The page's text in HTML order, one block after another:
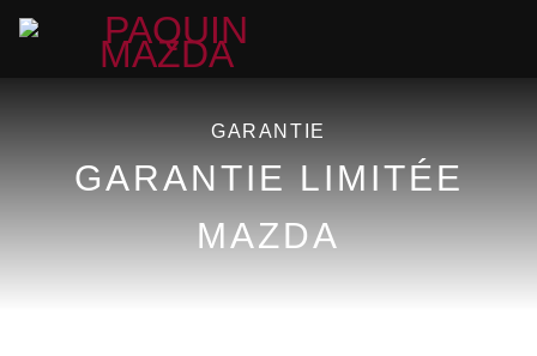
GARANTIE
GARANTIE LIMITÉE
MAZDA